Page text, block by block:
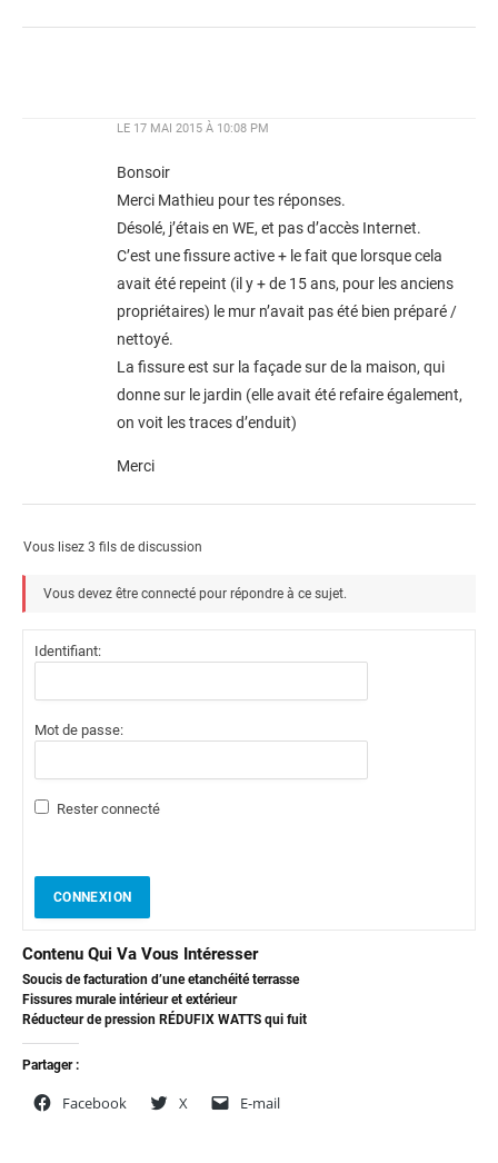
LE 17 MAI 2015 À 10:08 PM
Bonsoir
Merci Mathieu pour tes réponses.
Désolé, j’étais en WE, et pas d’accès Internet.
C’est une fissure active + le fait que lorsque cela
avait été repeint (il y + de 15 ans, pour les anciens
propriétaires) le mur n’avait pas été bien préparé /
nettoyé.
La fissure est sur la façade sur de la maison, qui
donne sur le jardin (elle avait été refaire également,
on voit les traces d’enduit)
Merci
Vous lisez 3 fils de discussion
Vous devez être connecté pour répondre à ce sujet.
Identifiant:
Mot de passe:
Rester connecté
CONNEXION
Contenu Qui Va Vous Intéresser
Soucis de facturation d’une etanchéité terrasse
Fissures murale intérieur et extérieur
Réducteur de pression RÉDUFIX WATTS qui fuit
Partager :
Facebook X E-mail